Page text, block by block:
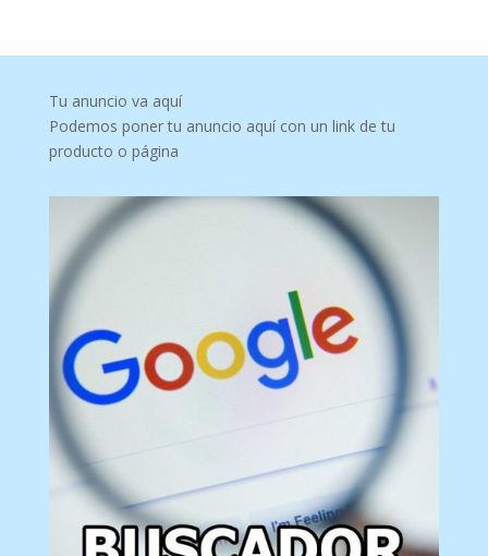
Tu anuncio va aquí
Podemos poner tu anuncio aquí con un link de tu
producto o página